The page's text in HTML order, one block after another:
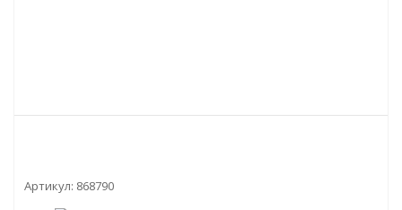
Артикул: 868790